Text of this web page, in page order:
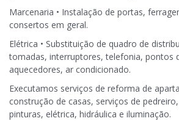
Marcenaria • Instalação de portas,
consertos em geral.
Elétrica • Substituição de quadro de
tomadas, interruptores, telefonia, pontos
aquecedores, ar condicionado.
Executamos serviços de reforma de
construção de casas, serviços de
pinturas, elétrica, hidráulica e iluminação.